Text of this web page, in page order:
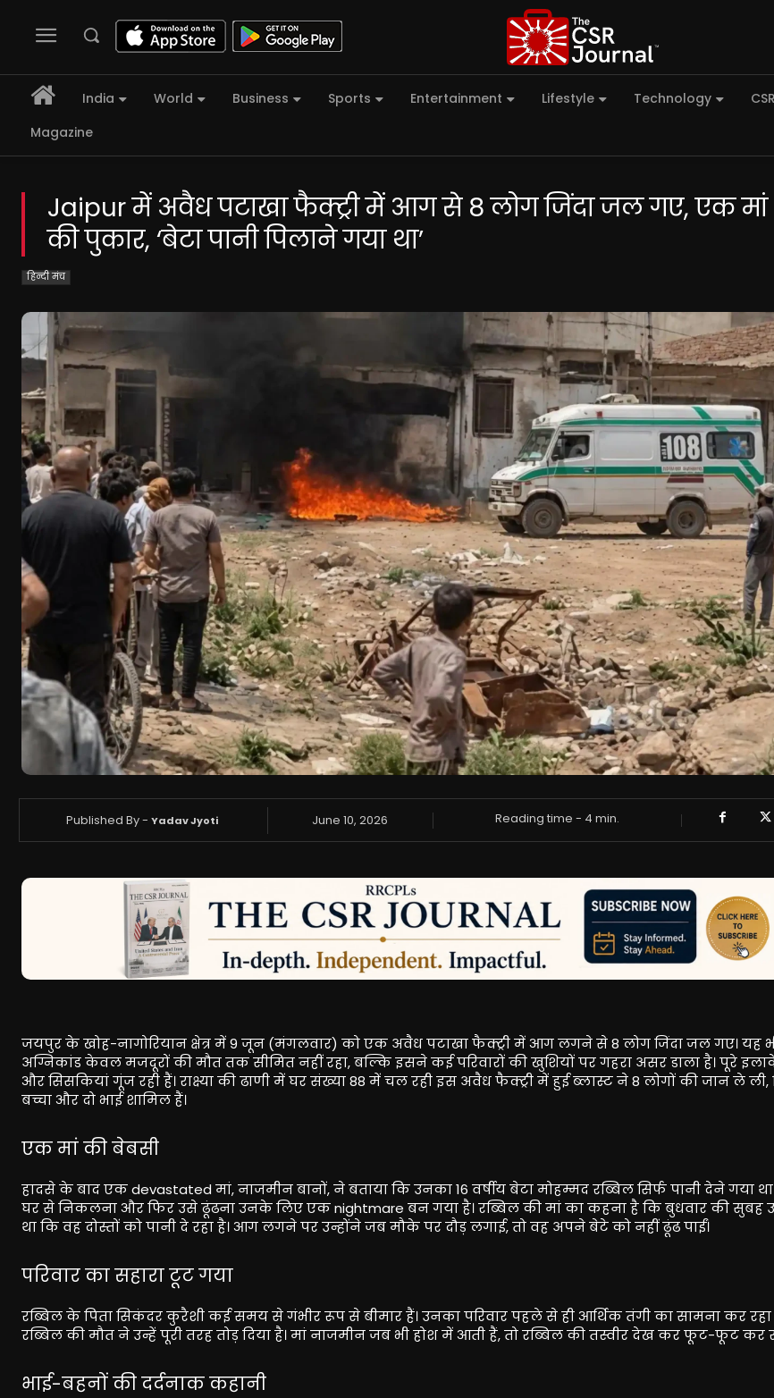
India World Business Sports Entertainment Lifestyle Technology CSR
Magazine
Jaipur में अवैध पटाखा फैक्ट्री में आग से 8 लोग जिंदा जल गए, एक मां
की पुकार, ‘बेटा पानी पिलाने गया था’
हिन्दी मंच
Published By - Yadav Jyoti June 10, 2026 Reading time - 4 min.
जयपुर के खोह-नागोरियान क्षेत्र में 9 जून (मंगलवार) को एक अवैध पटाखा फैक्ट्री में आग लगने से 8 लोग जिंदा जल गए। यह
अग्निकांड केवल मजदूरों की मौत तक सीमित नहीं रहा, बल्कि इसने कई परिवारों की खुशियों पर गहरा असर डाला है। पूरे
और सिसकियां गूंज रही हैं। राक्ष्या की ढाणी में घर संख्या 88 में चल रही इस अवैध फैक्ट्री में हुई ब्लास्ट ने 8 लोगों की जान ले
बच्चा और दो भाई शामिल हैं।
एक मां की बेबसी
हादसे के बाद एक devastated मां, नाजमीन बानों, ने बताया कि उनका 16 वर्षीय बेटा मोहम्मद रब्बिल सिर्फ पानी देने गया
घर से निकलना और फिर उसे ढूंढना उनके लिए एक nightmare बन गया है। रब्बिल की मां का कहना है कि बुधवार की सुबह
था कि वह दोस्तों को पानी दे रहा है। आग लगने पर उन्होंने जब मौके पर दौड़ लगाई, तो वह अपने बेटे को नहीं ढूंढ पाईं।
परिवार का सहारा टूट गया
रब्बिल के पिता सिकंदर कुरैशी कई समय से गंभीर रूप से बीमार हैं। उनका परिवार पहले से ही आर्थिक तंगी का सामना कर
रब्बिल की मौत ने उन्हें पूरी तरह तोड़ दिया है। मां नाजमीन जब भी होश में आती हैं, तो रब्बिल की तस्वीर देख कर फूट-फूट कर
भाई-बहनों की दर्दनाक कहानी